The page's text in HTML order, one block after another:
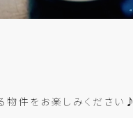
物件をお楽しみください♪